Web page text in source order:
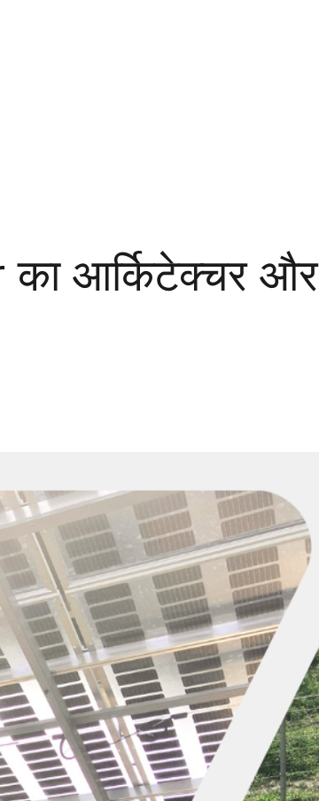
आर्किटेक्चर और